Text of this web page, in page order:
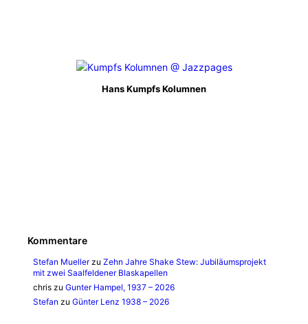
Hans Kumpfs Kolumnen
Kommentare
Stefan Muellerzu Zehn Jahre Shake Stew: Jubiläumsprojekt
mit zwei Saalfeldener Blaskapellen
chris zu Gunter Hampel, 1937 – 2026
Stefan zu Günter Lenz 1938 – 2026